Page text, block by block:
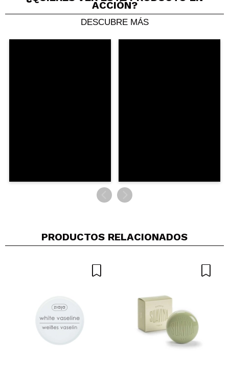
ACCIÓN?
DESCUBRE MÁS
PRODUCTOS RELACIONADOS